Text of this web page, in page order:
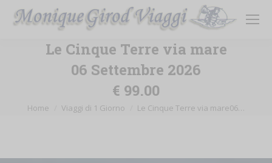
Le Cinque Terre via mare
06 Settembre 2026
€ 99.00
Tu sei qui:
Home Viaggi di 1 Giorno Le Cinque Terre via mare06…